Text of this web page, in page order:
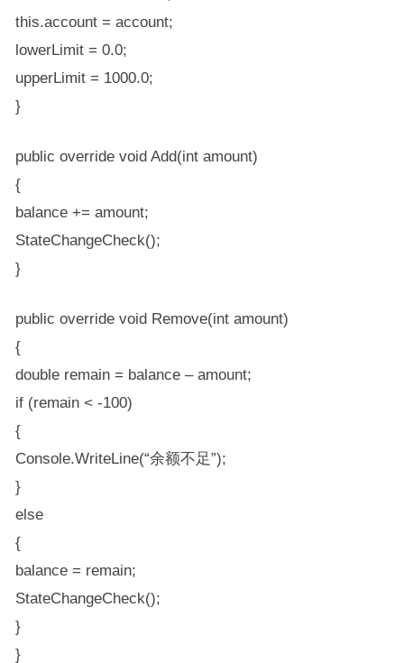
this.account = account;
lowerLimit = 0.0;
upperLimit = 1000.0;
}
public override void Add(int amount)
{
balance += amount;
StateChangeCheck();
}
public override void Remove(int amount)
{
double remain = balance – amount;
if (remain < -100)
{
Console.WriteLine(“余额不足”);
}
else
{
balance = remain;
StateChangeCheck();
}
}